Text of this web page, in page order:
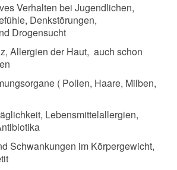
Verhalten bei Jugendlichen,
Denkstörungen,
Drogensucht
Allergien der Haut, auch schon
( Pollen, Haare, Milben,
Lebensmittelallergien,
Schwankungen im Körpergewicht,